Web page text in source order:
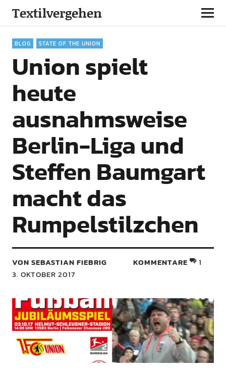
Textilvergehen
BLOG STATE OF THE UNION
Union spielt
heute
ausnahmsweise
Berlin-Liga und
Steffen Baumgart
macht das
Rumpelstilzchen
VON SEBASTIAN FIEBRIG
3. OKTOBER 2017
KOMMENTARE 1